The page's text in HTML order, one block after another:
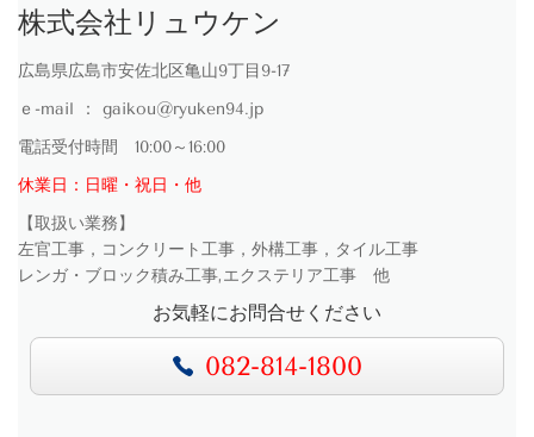
株式会社リュウケン
広島県広島市安佐北区亀山9丁目9-17
ｅ-mail ： gaikou@ryuken94.jp
電話受付時間 10:00～16:00
休業日：日曜・祝日・他
【取扱い業務】
左官工事，コンクリート工事，外構工事，タイル工事
レンガ・ブロック積み工事,エクステリア工事 他
お気軽にお問合せください
082-814-1800